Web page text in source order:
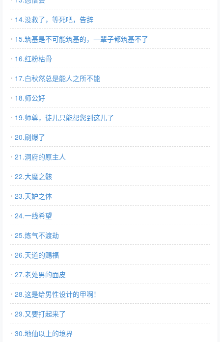
14.没救了，等死吧，告辞
15.筑基是不可能筑基的，一辈子都筑基不了
16.红粉枯骨
17.白秋然总是能人之所不能
18.师公好
19.师尊，徒儿只能帮您到这儿了
20.刷爆了
21.洞府的原主人
22.大魔之骸
23.天妒之体
24.一线希望
25.炼气不渡劫
26.天道的赐福
27.老处男的面皮
28.这是给男性设计的甲啊！
29.又要打起来了
30.地仙以上的境界